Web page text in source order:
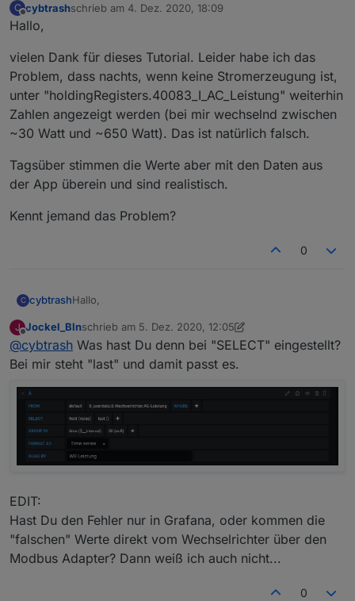
C
Offline
cybtrashschrieb am 4. Dez. 2020, 18:09
zuletzt editiert von
Hallo,
vielen Dank für dieses Tutorial. Leider habe ich das
Problem, dass nachts, wenn keine Stromerzeugung ist,
unter "holdingRegisters.40083_I_AC_Leistung" weiterhin
Zahlen angezeigt werden (bei mir wechselnd zwischen
~30 Watt und ~650 Watt). Das ist natürlich falsch.
Tagsüber stimmen die Werte aber mit den Daten aus
der App überein und sind realistisch.
Kennt jemand das Problem?
0
C cybtrashHallo,
vielen Dank für dieses Tutorial. Leider habe ich das
Problem, dass nachts, wenn keine Stromerzeugung
ist, unter "holdingRegisters.40083_I_AC_Leistung"
wechselnd zwischen ~30 Watt und ~650 Watt). Das
ist natürlich falsch.
Tagsüber stimmen die Werte aber mit den Daten aus
J
Offline
Jockel_Blnschrieb am 5. Dez. 2020, 12:05
zuletzt editiert von Jockel_Bln12. Mai 2020, 13:29
@cybtrash Was hast Du denn bei "SELECT" eingestellt?
Bei mir steht "last" und damit passt es.
EDIT:
Hast Du den Fehler nur in Grafana, oder kommen die
"falschen" Werte direkt vom Wechselrichter über den
Modbus Adapter? Dann weiß ich auch nicht...
0